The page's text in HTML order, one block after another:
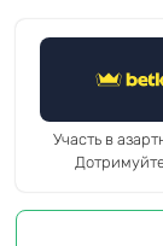
Участь в